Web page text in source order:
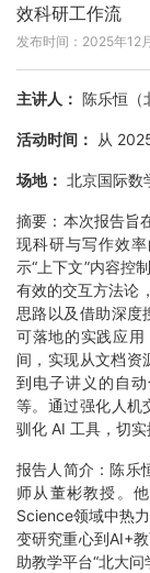
效科研工作流
发布时间：2025年12
主讲人： 陈乐恒（
活动时间： 从
场地： 北京国际数
摘要： 本次报告旨
现科研与写作效
示“上下文”内容控
有效的交互方法论
思路以及借助深度
可落地的实践应用
间，实现从文档资
到电子讲义的自
等。通过强化人机
驯化 AI 工具，切实
报告人 简介：陈乐
师从董彬教授。
Science领域中热
变研究重心到AI+
助教学平台“北大问